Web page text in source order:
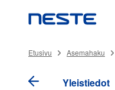
Etusivu Asemahaku
Yleistiedot